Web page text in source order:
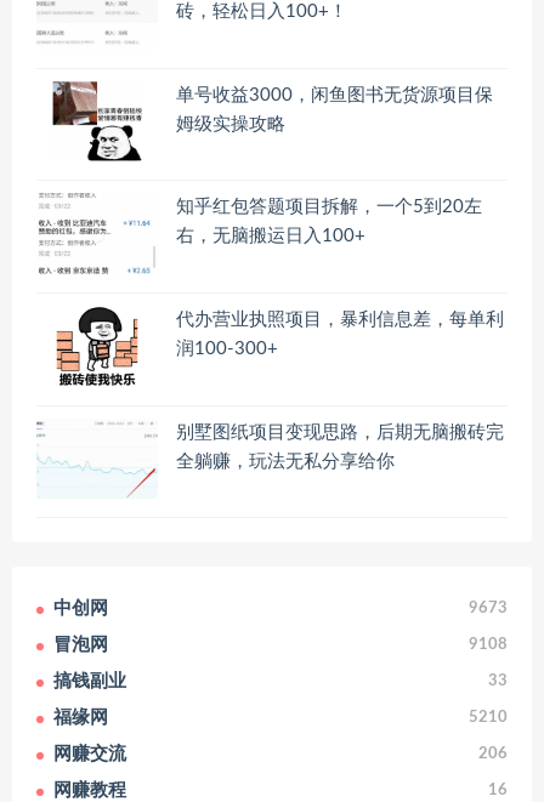
砖，轻松日入100+！
单号收益3000，闲鱼图书无货源项目保
姆级实操攻略
知乎红包答题项目拆解，一个5到20左
右，无脑搬运日入100+
代办营业执照项目，暴利信息差，每单利
润100-300+
别墅图纸项目变现思路，后期无脑搬砖完
全躺赚，玩法无私分享给你
中创网 9673
冒泡网 9108
搞钱副业 33
福缘网 5210
网赚交流 206
网赚教程 16